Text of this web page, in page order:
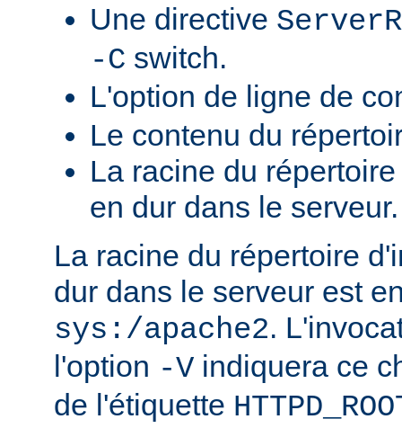
Une directive
-C switch.
L'option de ligne de
Le contenu du
La racine du
en dur dans le serveur.
La racine du répertoire
dur dans le serveur est
sys:/apache2.
l'option -V indiquera ce
de l'étiquette